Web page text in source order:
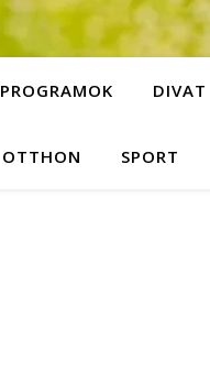
PROGRAMOK DIVAT
OTTHON SPORT